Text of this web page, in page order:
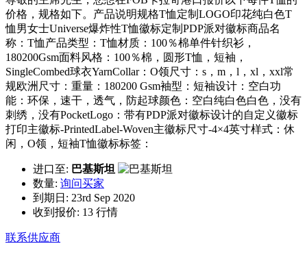
价格，规格如下。产品说明规格T恤定制LOGO印花纯白色T
恤男女士Universe爆炸性T恤徽标定制PDP派对徽标商品名
称：T恤产品类型：T恤材质：100％棉单件针织衫，
180200Gsm面料风格：100％棉，圆形T恤，短袖，
SingleCombed球衣YarnCollar：O领尺寸：s，m，l，xl，xxl常
规欧洲尺寸：重量：180200 Gsm袖型：短袖设计：空白功
能：环保，速干，透气，防起球颜色：空白纯白色白色，没有
刺绣，没有PocketLogo：带有PDP派对徽标设计的自定义徽标
打印主徽标-PrintedLabel-Woven主徽标尺寸-4×4英寸样式：休
闲，O领，短袖T恤徽标标签：
进口至: 巴基斯坦
数量: 询问买家
到期日: 23rd Sep 2020
收到报价: 13 行情
联系供应商